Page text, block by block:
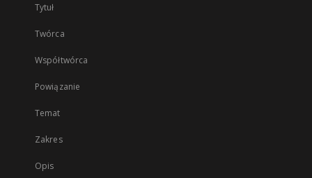
Tytuł
Twórca
Współtwórca
Powiązanie
Temat
Zakres
Opis